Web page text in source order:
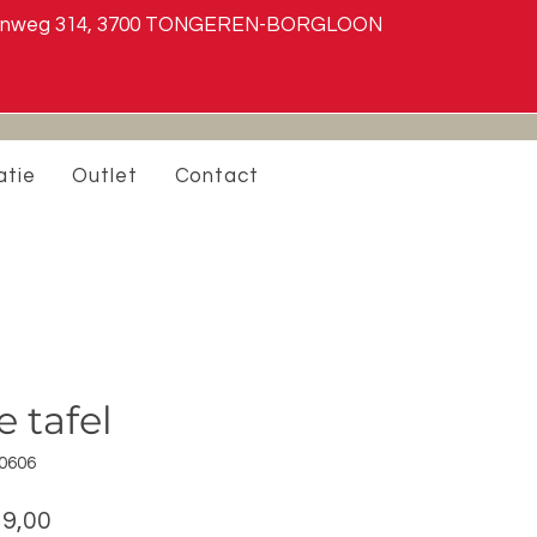
314, 3700 TONGEREN-BORGLOON
Outlet Contact
tafel